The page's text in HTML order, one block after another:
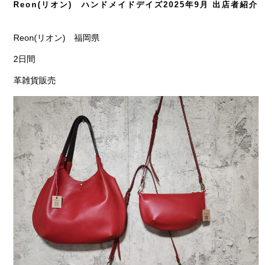
Reon(リオン) ハンドメイドデイズ2025年9月 出店者紹介
Reon(リオン) 福岡県
2日間
革雑貨販売